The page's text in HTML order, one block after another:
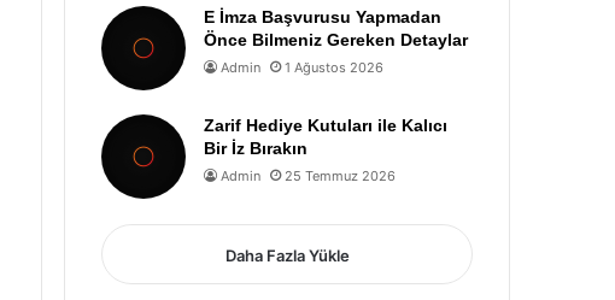
E İmza Başvurusu Yapmadan
Önce Bilmeniz Gereken Detaylar
Admin 1 Ağustos 2026
Zarif Hediye Kutuları ile Kalıcı
Bir İz Bırakın
Admin 25 Temmuz 2026
Daha Fazla Yükle